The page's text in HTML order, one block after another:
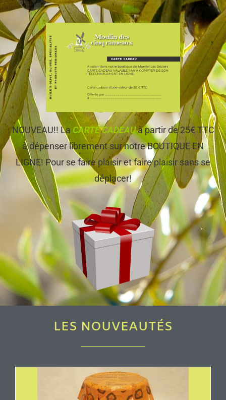
NOUVEAU!! La CARTE CADEAUà partir de 25€ TTC
à dépenser librement sur notre BOUTIQUE EN
LIGNE! Pour se faire plaisir et faire plaisir sans se
déplacer!
LES NOUVEAUTÉS